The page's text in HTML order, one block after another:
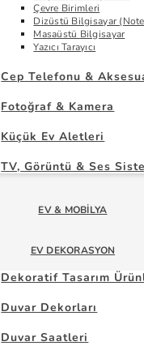
Çevre Birimleri
Dizüstü Bilgisayar
Masaüstü Bilgisayar
Yazıcı Tarayıcı
Cep Telefonu &
Fotoğraf & Kamera
Küçük Ev Aletleri
TV, Görüntü & Ses
EV & MOBILYA
EV DEKORASYON
Dekoratif Tasarım
Duvar Dekorları
Duvar Saatleri